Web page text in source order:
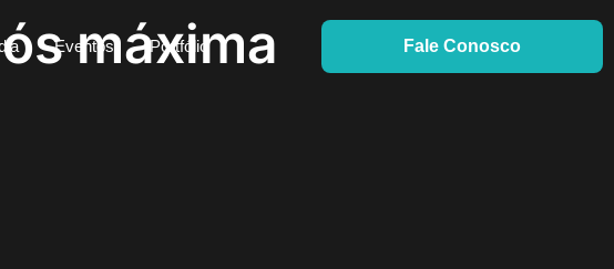
Eventos Portfólio Fale Conosco
máxima